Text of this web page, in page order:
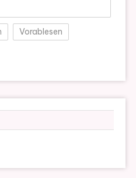
Vorablesen